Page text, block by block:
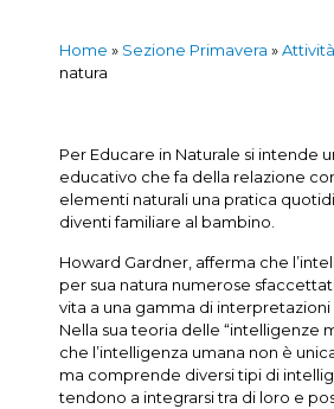
Home » Sezione Primavera »Attività
natura
Per Educare in Naturale si intende
educativo che fa della relazione
elementi naturali una pratica
diventi familiare al bambino.
Howard Gardner, afferma che
per sua natura numerose
vita a una gamma di interpretazioni
Nella sua teoria delle “intelligenze
che l’intelligenza umana non è
ma comprende diversi tipi di
tendono a integrarsi tra di loro e